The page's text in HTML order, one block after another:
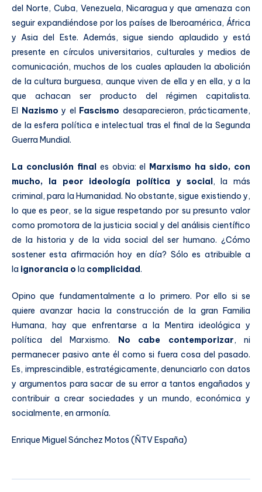
del Norte, Cuba, Venezuela, Nicaragua y que amenaza con
seguir expandiéndose por los países de Iberoamérica, África
y Asia del Este. Además, sigue siendo aplaudido y está
presente en círculos universitarios, culturales y medios de
comunicación, muchos de los cuales aplauden la abolición
de la cultura burguesa, aunque viven de ella y en ella, y a la
que achacan ser producto del régimen capitalista.
El
Nazismo y el Fascismo desaparecieron, prácticamente,
de la esfera política e intelectual tras el final de la Segunda
Guerra Mundial.
La conclusión finales obvia: el Marxismo ha sido, con
mucho,
la peor ideología política y social, la más
criminal, para la Humanidad. No obstante, sigue existiendo y,
lo que es peor, se la sigue respetando por su presunto valor
como promotora de la justicia social y del análisis científico
de la historia y de la vida social del ser humano. ¿Cómo
sostener esta afirmación hoy en día? Sólo es atribuible a
la ignorancia o la complicidad.
Opino que fundamentalmente a lo primero. Por ello si se
quiere avanzar hacia la construcción de la gran Familia
Humana, hay que enfrentarse a la Mentira ideológica y
política del Marxismo. No cabe contemporizar, ni
permanecer pasivo ante él como si fuera cosa del pasado.
Es, imprescindible, estratégicamente, denunciarlo con datos
y argumentos para sacar de su error a tantos engañados y
contribuir a crear sociedades y un mundo, económica y
socialmente, en armonía.
Enrique Miguel Sánchez Motos (ÑTV España)